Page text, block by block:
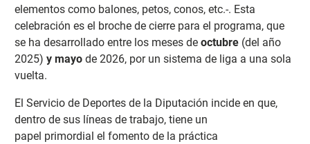
elementos como balones, petos, conos, etc.-. Esta
celebración es el broche de cierre para el programa, que
se ha desarrollado entre los meses de octubre (del año
2025) y mayode 2026, por un sistema de liga a una sola
vuelta.
El Servicio de Deportes de la Diputación incide en que,
dentro de sus líneas de trabajo, tiene un
papel primordial el fomento de la práctica